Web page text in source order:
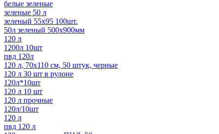
белые зеленые
зеленые 50 л
зеленый 55x95 100шт.
50л зеленый 500х900мм
120 л
1200л 10шт
пвд 120л
120 л, 70х110 см, 50 штук, черные
120 л 30 шт в рулоне
120л*10шт
120 л 10 шт
120 л прочные
120л/10шт
120 л
пвд 120 л